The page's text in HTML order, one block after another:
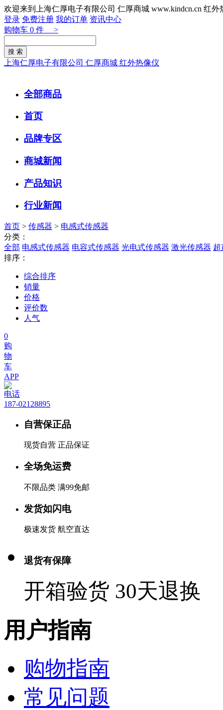
欢迎来到上海仁厚电子有限公司 仁厚商城 www.kindcn.cn 红
登录 免费注册 我的订单 资讯中心
购物车 0 件 >
上海仁厚电子有限公司 仁厚商城 红外热像仪
全部商品
首页
品牌专区
商城新闻
产品知识
行业新闻
首页 > 传感器 > 电感式传感器
分类：
全部 电感式传感器 电容式传感器 光电式传感器 激光传感器 超
排序：
综合排序
销量
价格
评价数
人气
0
购
物
车
APP
电话
187-02128895
自营保正品
现货自营 正品保证
全场免运费
不限品类 满99免邮
发货如闪电
极速发货 航空直达
退货有保障
开箱验货 30天退换
用户指南
购物指南
常见问题